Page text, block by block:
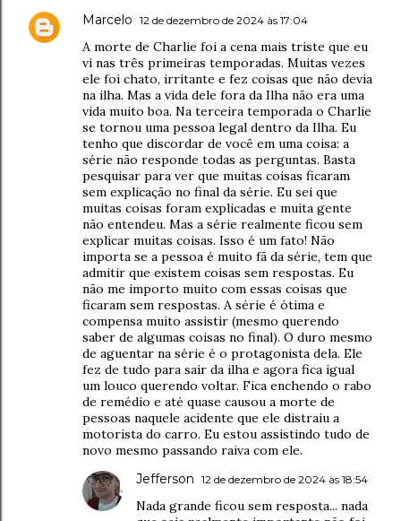
Marcelo 12 de dezembro de 2024 às 17:04
A morte de Charlie foi a cena mais triste que eu
vi nas três primeiras temporadas. Muitas vezes
ele foi chato, irritante e fez coisas que não devia
na ilha. Mas a vida dele fora da Ilha não era uma
vida muito boa. Na terceira temporada o Charlie
se tornou uma pessoa legal dentro da Ilha. Eu
tenho que discordar de você em uma coisa: a
série não responde todas as perguntas. Basta
pesquisar para ver que muitas coisas ficaram
sem explicação no final da série. Eu sei que
muitas coisas foram explicadas e muita gente
não entendeu. Mas a série realmente ficou sem
explicar muitas coisas. Isso é um fato! Não
importa se a pessoa é muito fã da série, tem que
admitir que existem coisas sem respostas. Eu
não me importo muito com essas coisas que
ficaram sem respostas. A série é ótima e
compensa muito assistir (mesmo querendo
saber de algumas coisas no final). O duro mesmo
de aguentar na série é o protagonista dela. Ele
fez de tudo para sair da ilha e agora fica igual
um louco querendo voltar. Fica enchendo o rabo
de remédio e até quase causou a morte de
pessoas naquele acidente que ele distraiu a
motorista do carro. Eu estou assistindo tudo de
novo mesmo passando raiva com ele.
Jefferson 12 de dezembro de 2024 às 18:54
Nada grande ficou sem resposta... nada